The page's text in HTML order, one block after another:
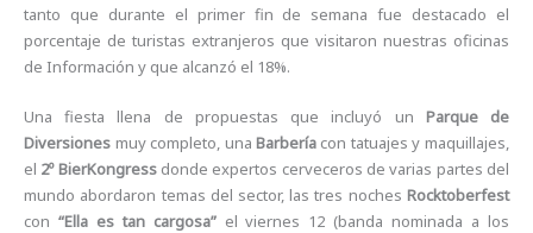
tanto que durante el primer fin de semana fue destacado el
porcentaje de turistas extranjeros que visitaron nuestras oficinas
de Información y que alcanzó el 18%.
Una fiesta llena de propuestas que incluyó un Parque de
Diversiones muy completo, una Barbería con tatuajes y maquillajes,
el 2º BierKongressdonde expertos cerveceros de varias partes del
mundo abordaron temas del sector, las tres noches Rocktoberfest
con “Ella es tan cargosa”el viernes 12 (banda nominada a los